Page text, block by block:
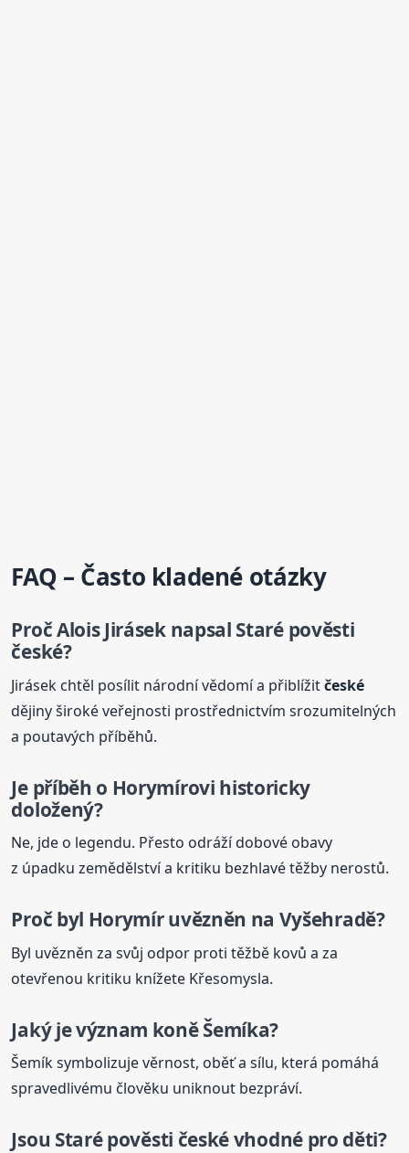
FAQ – Často kladené otázky
Proč Alois Jirásek napsal Staré pověsti
české?
Jirásek chtěl posílit národní vědomí a přiblížitčeské
dějiny široké veřejnosti prostřednictvím srozumitelných
a poutavých příběhů.
Je příběh o Horymírovi historicky
doložený?
Ne, jde o legendu. Přesto odráží dobové obavy
z úpadku zemědělství a kritiku bezhlavé těžby nerostů.
Proč byl Horymír uvězněn na Vyšehradě?
Byl uvězněn za svůj odpor proti těžbě kovů a za
otevřenou kritiku knížete Křesomysla.
Jaký je význam koně Šemíka?
Šemík symbolizuje věrnost, oběť a sílu, která pomáhá
spravedlivému člověku uniknout bezpráví.
Jsou Staré pověsti českévhodné pro děti?